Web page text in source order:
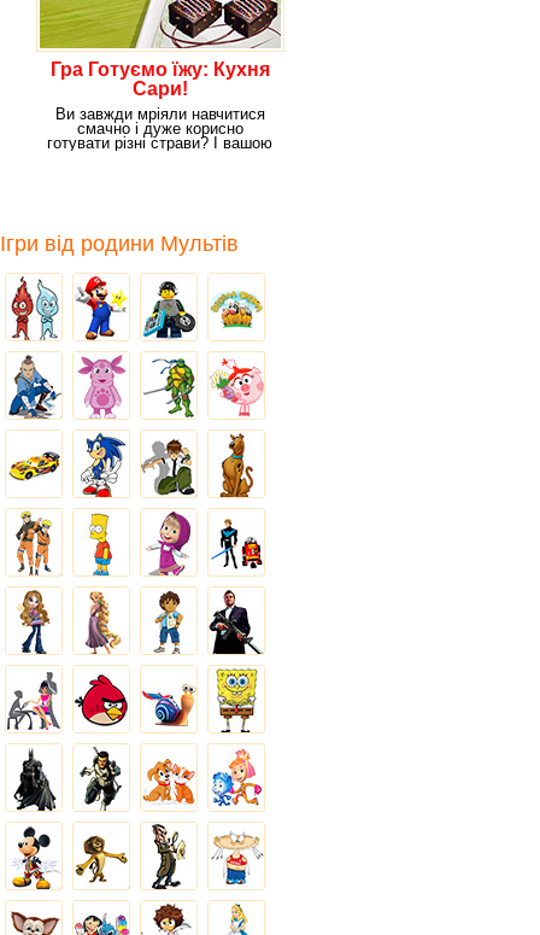
Гра Готуємо їжу: Кухня
Сари!
Ви завжди мріяли навчитися
смачно і дуже корисно
готувати різні страви? І вашою
Ігри від родини Мультів